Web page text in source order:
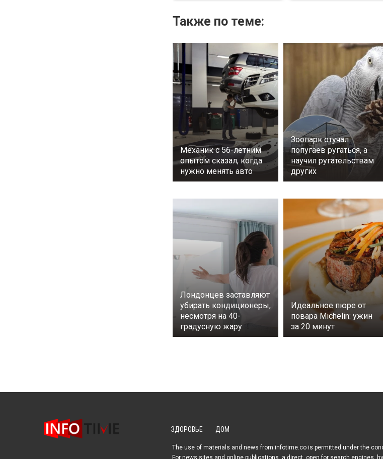
Также по теме:
Механик с 56-летним
опытом сказал, когда
нужно менять авто
Зоопарк отучал
попугаев ругаться, а
научил ругательствам
других
Лондонцев заставляют
убирать кондиционеры,
несмотря на 40-
градусную жару
Идеальное пюре от
повара Michelin: ужин
за 20 минут
ЗДОРОВЬЕ ДОМ
The use of materials and news from infotime.co is permitted under the
For news sites and online publications, a direct, open for search engines,